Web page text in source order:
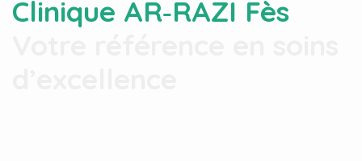
Clinique AR‑RAZI Fès